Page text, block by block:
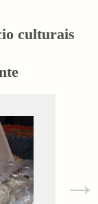
culturais
→